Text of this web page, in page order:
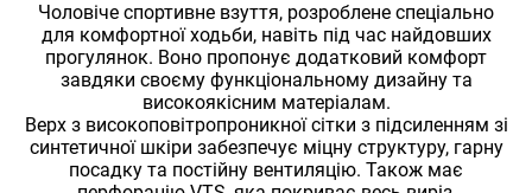
Чоловіче спортивне взуття, розроблене спеціально
для комфортної ходьби, навіть під час найдовших
прогулянок. Воно пропонує додатковий комфорт
завдяки своєму функціональному дизайну та
високоякісним матеріалам.
Верх з високоповітропроникної сітки з підсиленням зі
синтетичної шкіри забезпечує міцну структуру, гарну
посадку та постійну вентиляцію. Також має